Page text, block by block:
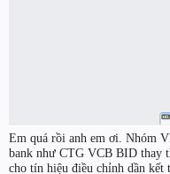
Em quá rồi anh em ơi. Nhóm
bank như CTG VCB BID thay
cho tín hiệu điều chỉnh dần kết